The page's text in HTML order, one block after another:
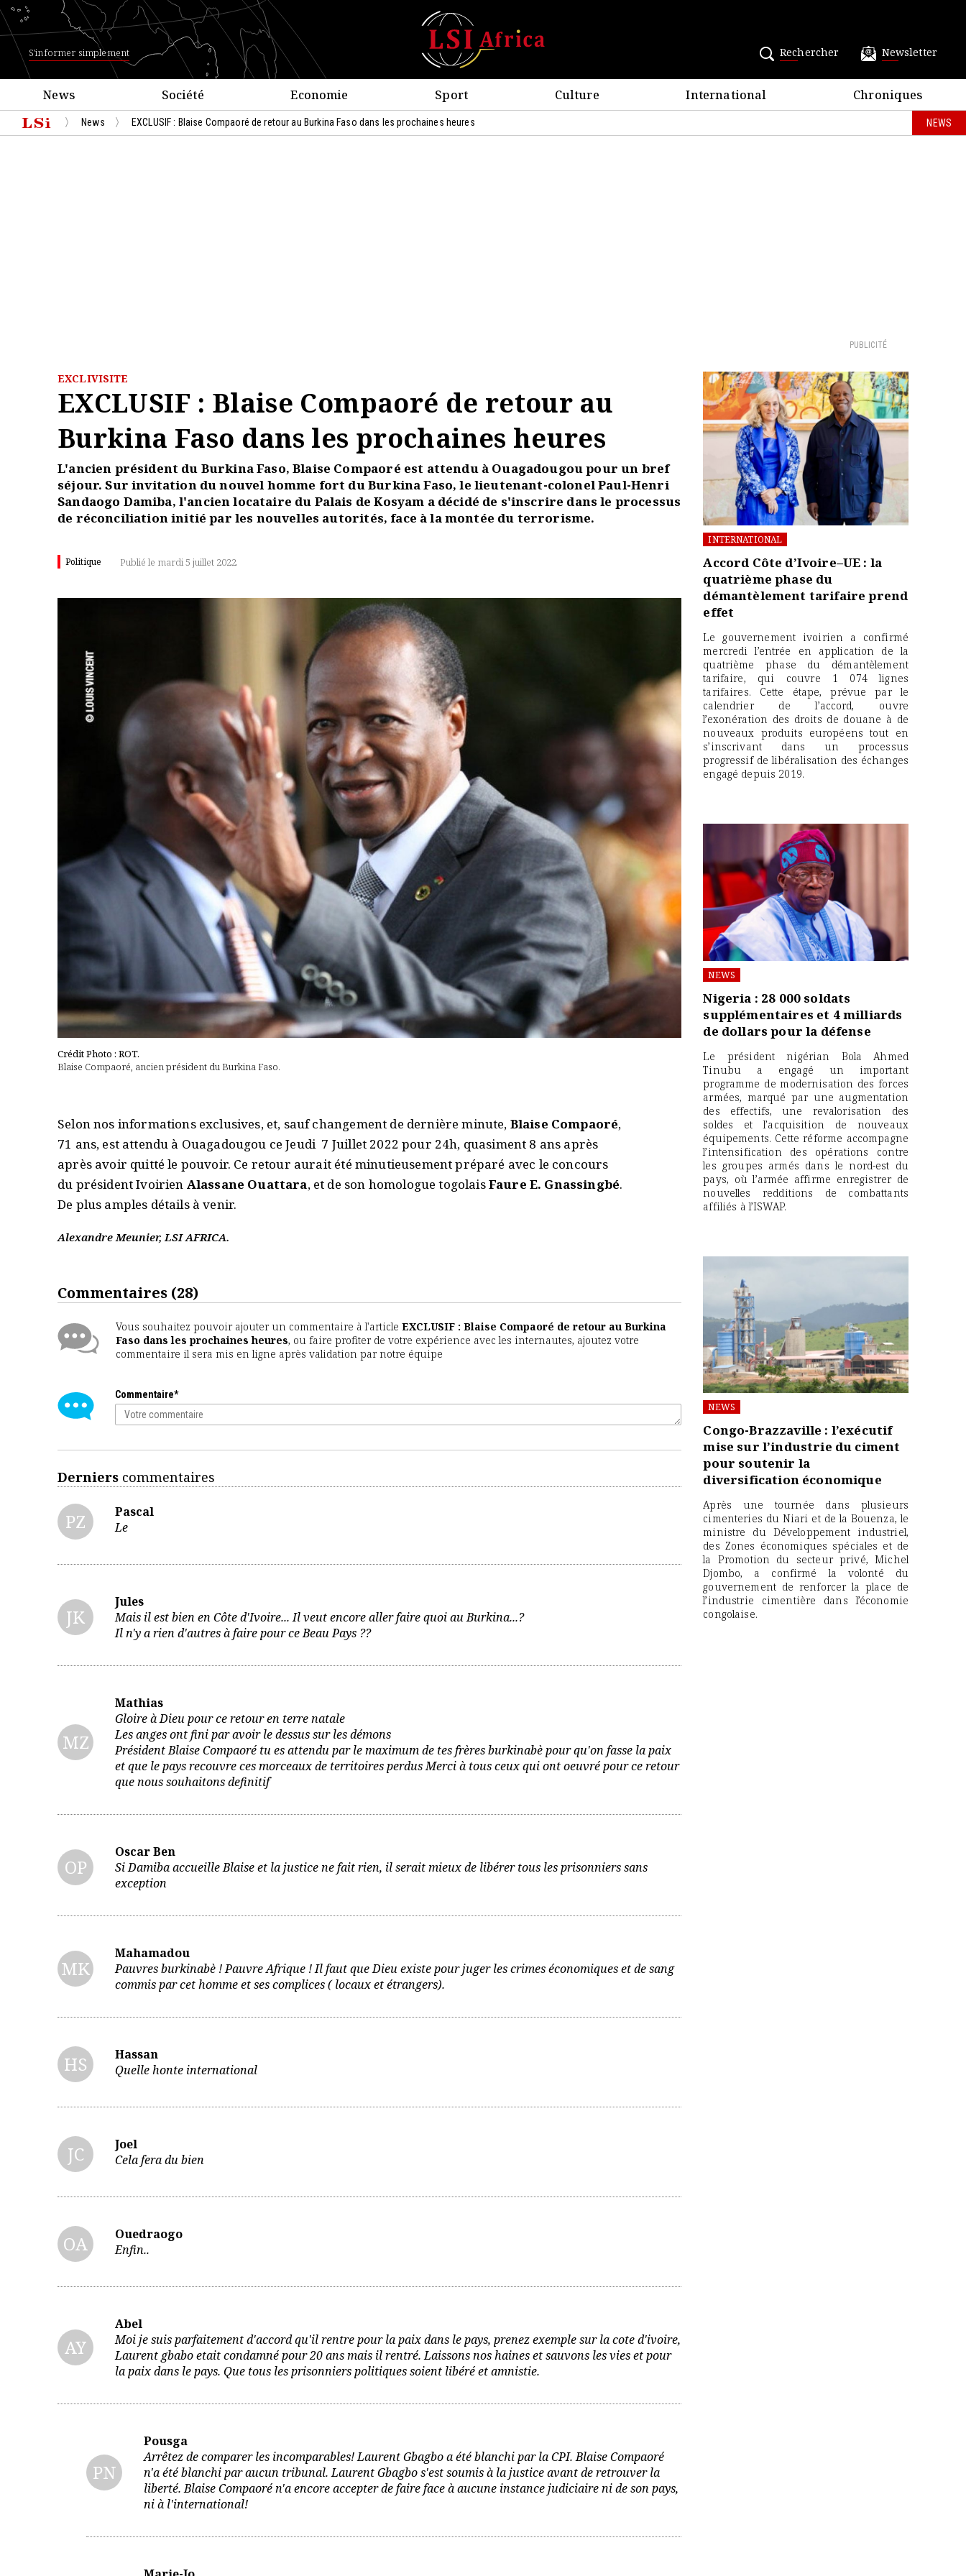
S'informer simplement Rechercher Newsletter
News Société Economie Sport Culture International Chroniques
News EXCLUSIF : Blaise Compaoré de retour au Burkina Faso dans les prochaines heures NEWS
PUBLICITÉ
EXCLIVISITE
EXCLUSIF : Blaise Compaoré de retour au
Burkina Faso dans les prochaines heures
L'ancien président du Burkina Faso, Blaise Compaoré est attendu à Ouagadougou pour un bref
séjour. Sur invitation du nouvel homme fort du Burkina Faso, le lieutenant-colonel Paul-Henri
Sandaogo Damiba, l'ancien locataire du Palais de Kosyam a décidé de s'inscrire dans le processus
de réconciliation initié par les nouvelles autorités, face à la montée du terrorisme.
Politique Publié le mardi 5 juillet 2022
Crédit Photo : ROT.
Blaise Compaoré, ancien président du Burkina Faso.
Selon nos informations exclusives, et, sauf changement de dernière minute, Blaise Compaoré,
71 ans, est attendu à Ouagadougou ce Jeudi 7 Juillet 2022 pour 24h, quasiment 8 ans après
après avoir quitté le pouvoir. Ce retour aurait été minutieusement préparé avec le concours
du président Ivoirien Alassane Ouattara, et de son homologue togolaisFaure E. Gnassingbé.
De plus amples détails à venir.
Alexandre Meunier, LSI AFRICA.
Commentaires (28)
Vous souhaitez pouvoir ajouter un commentaire à l'article EXCLUSIF : Blaise Compaoré de retour au Burkina
Faso dans les prochaines heures, ou faire profiter de votre expérience avec les internautes, ajoutez votre
commentaire il sera mis en ligne après validation par notre équipe
Commentaire*
Derniers commentaires
PZ
Pascal
Le
JK
Jules
Mais il est bien en Côte d'Ivoire... Il veut encore aller faire quoi au Burkina...?
Il n'y a rien d'autres à faire pour ce Beau Pays ??
MZ
Mathias
Gloire à Dieu pour ce retour en terre natale
Les anges ont fini par avoir le dessus sur les démons
Président Blaise Compaoré tu es attendu par le maximum de tes frères burkinabè pour qu'on fasse la paix
et que le pays recouvre ces morceaux de territoires perdus Merci à tous ceux qui ont oeuvré pour ce retour
que nous souhaitons definitif
OP
Oscar Ben
Si Damiba accueille Blaise et la justice ne fait rien, il serait mieux de libérer tous les prisonniers sans
exception
MK
Mahamadou
Pauvres burkinabè ! Pauvre Afrique ! Il faut que Dieu existe pour juger les crimes économiques et de sang
commis par cet homme et ses complices ( locaux et étrangers).
HS
Hassan
Quelle honte international
JC
Joel
Cela fera du bien
OA
Ouedraogo
Enfin..
AY
Abel
Moi je suis parfaitement d'accord qu'il rentre pour la paix dans le pays, prenez exemple sur la cote d'ivoire,
Laurent gbabo etait condamné pour 20 ans mais il rentré. Laissons nos haines et sauvons les vies et pour
la paix dans le pays. Que tous les prisonniers politiques soient libéré et amnistie.
PN
Pousga
Arrêtez de comparer les incomparables! Laurent Gbagbo a été blanchi par la CPI. Blaise Compaoré
n'a été blanchi par aucun tribunal. Laurent Gbagbo s'est soumis à la justice avant de retrouver la
liberté. Blaise Compaoré n'a encore accepter de faire face à aucune instance judiciaire ni de son pays,
ni à l'international!
INTERNATIONAL
Accord Côte d’Ivoire–UE : la
quatrième phase du
démantèlement tarifaire prend
effet
Le gouvernement ivoirien a confirmé
mercredi l’entrée en application de la
quatrième phase du démantèlement
tarifaire, qui couvre 1 074 lignes
tarifaires. Cette étape, prévue par le
calendrier de l’accord, ouvre
l’exonération des droits de douane à de
nouveaux produits européens tout en
s’inscrivant dans un processus
progressif de libéralisation des échanges
engagé depuis 2019.
NEWS
Nigeria : 28 000 soldats
supplémentaires et 4 milliards
de dollars pour la défense
Le président nigérian Bola Ahmed
Tinubu a engagé un important
programme de modernisation des forces
armées, marqué par une augmentation
des effectifs, une revalorisation des
soldes et l’acquisition de nouveaux
équipements. Cette réforme accompagne
l’intensification des opérations contre
les groupes armés dans le nord-est du
pays, où l’armée affirme enregistrer de
nouvelles redditions de combattants
affiliés à l’ISWAP.
NEWS
Congo-Brazzaville : l’exécutif
mise sur l’industrie du ciment
pour soutenir la
diversification économique
Après une tournée dans plusieurs
cimenteries du Niari et de la Bouenza, le
ministre du Développement industriel,
des Zones économiques spéciales et de
la Promotion du secteur privé, Michel
Djombo, a confirmé la volonté du
gouvernement de renforcer la place de
l’industrie cimentière dans l’économie
congolaise.